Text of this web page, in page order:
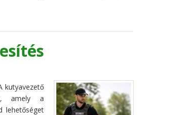
kutyavezető
amely a
lehetőséget